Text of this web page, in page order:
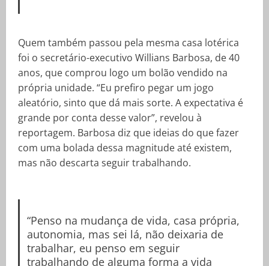
Quem também passou pela mesma casa lotérica
foi o secretário-executivo Willians Barbosa, de 40
anos, que comprou logo um bolão vendido na
própria unidade. “Eu prefiro pegar um jogo
aleatório, sinto que dá mais sorte. A expectativa é
grande por conta desse valor”, revelou à
reportagem. Barbosa diz que ideias do que fazer
com uma bolada dessa magnitude até existem,
mas não descarta seguir trabalhando.
“Penso na mudança de vida, casa própria,
autonomia, mas sei lá, não deixaria de
trabalhar, eu penso em seguir
trabalhando de alguma forma a vida